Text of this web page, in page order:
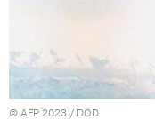
© AFP 2023 / DOD